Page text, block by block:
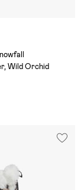
Wild Orchid